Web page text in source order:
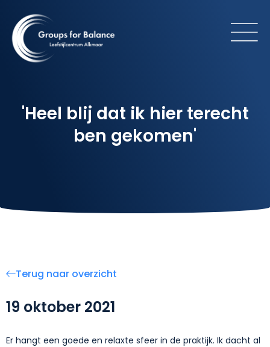
'Heel blij dat ik hier terecht
ben gekomen'
Terug naar overzicht
19 oktober 2021
Er hangt een goede en relaxte sfeer in de praktijk. Ik dacht al